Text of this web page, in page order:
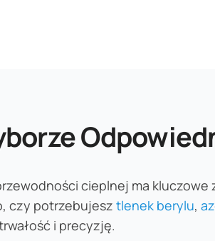
cieplnej ma
czy potrzebujesz tlenek berylu,
i precyzję.